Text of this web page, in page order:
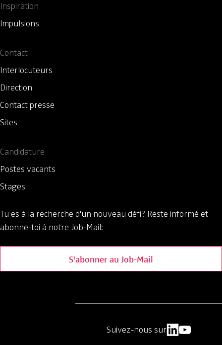
Inspiration
Impulsions
Contact
Interlocuteurs
Direction
Contact presse
Sites
Candidature
Postes vacants
Stages
Tu es à la recherche d'un nouveau défi? Reste informé et
abonne-toi à notre Job-Mail:
S'abonner au Job-Mail
Suivez-nous sur